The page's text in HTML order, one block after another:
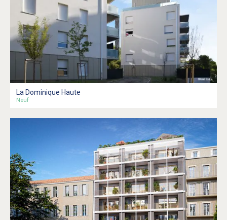
La Dominique Haute
Neuf